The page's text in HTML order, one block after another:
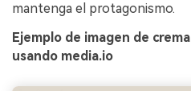
mantenga el protagonismo.
Ejemplo de imagen de
usando media.io